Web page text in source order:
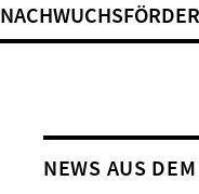
NEWS AUS